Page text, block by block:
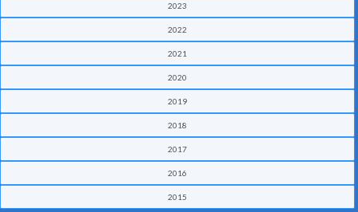
2023
2022
2021
2020
2019
2018
2017
2016
2015